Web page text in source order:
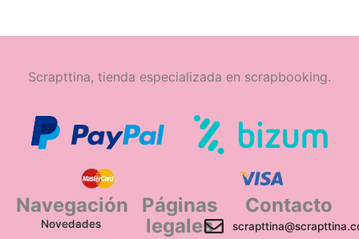
Scrapttina, tienda especializada en scrapbooking.
Navegación
Novedades
Páginas
legales
Contacto